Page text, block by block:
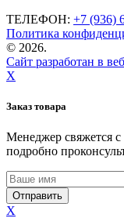
ТЕЛЕФОН: +7 (936)
Политика
© 2026.
Сайт разработан в
X
Заказ товара
Менеджер свяжется
подробно
X